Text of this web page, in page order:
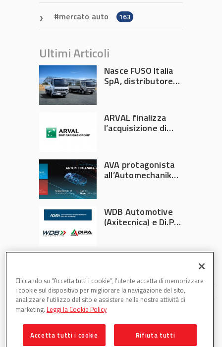
mercato auto 163
Ultimi Articoli
Nasce FUSO Italia
SpA, distributore
ARVAL finalizza
l’acquisizione di
AVA protagonista
all’Automechanika
WDB Automotive
(Axitecnica) e Di.Pa.
Cliccando su “Accetta tutti i cookie”, l'utente accetta di memorizzare
i cookie sul dispositivo per migliorare la navigazione del sito,
analizzare l'utilizzo del sito e assistere nelle nostre attività di
marketing. Leggi la Cookie Policy
Accetta tutti i cookie Rifiuta tutti